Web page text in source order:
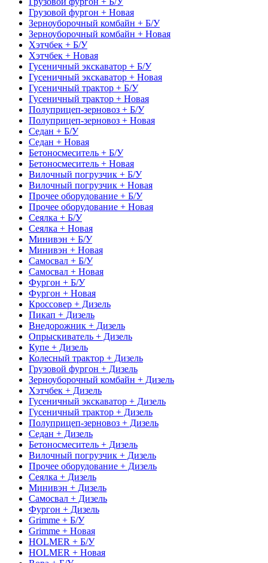
Грузовой фургон + Новая
Зерноуборочный комбайн + Б/У
Зерноуборочный комбайн + Новая
Хэтчбек + Б/У
Хэтчбек + Новая
Гусеничный экскаватор + Б/У
Гусеничный экскаватор + Новая
Гусеничный трактор + Б/У
Гусеничный трактор + Новая
Полуприцеп-зерновоз + Б/У
Полуприцеп-зерновоз + Новая
Седан + Б/У
Седан + Новая
Бетоносмеситель + Б/У
Бетоносмеситель + Новая
Вилочный погрузчик + Б/У
Вилочный погрузчик + Новая
Прочее оборудование + Б/У
Прочее оборудование + Новая
Сеялка + Б/У
Сеялка + Новая
Минивэн + Б/У
Минивэн + Новая
Самосвал + Б/У
Самосвал + Новая
Фургон + Б/У
Фургон + Новая
Кроссовер + Дизель
Пикап + Дизель
Внедорожник + Дизель
Опрыскиватель + Дизель
Купе + Дизель
Колесный трактор + Дизель
Грузовой фургон + Дизель
Зерноуборочный комбайн + Дизель
Хэтчбек + Дизель
Гусеничный экскаватор + Дизель
Гусеничный трактор + Дизель
Полуприцеп-зерновоз + Дизель
Седан + Дизель
Бетоносмеситель + Дизель
Вилочный погрузчик + Дизель
Прочее оборудование + Дизель
Сеялка + Дизель
Минивэн + Дизель
Самосвал + Дизель
Фургон + Дизель
Grimme + Б/У
Grimme + Новая
HOLMER + Б/У
HOLMER + Новая